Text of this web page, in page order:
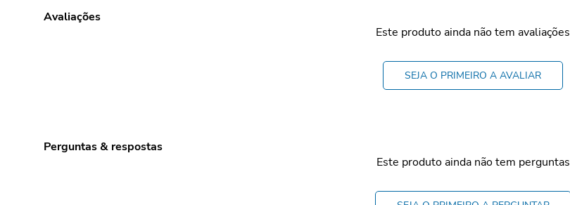
Avaliações
Este produto ainda não tem avaliações
SEJA O PRIMEIRO A AVALIAR
Perguntas & respostas
Este produto ainda não tem perguntas